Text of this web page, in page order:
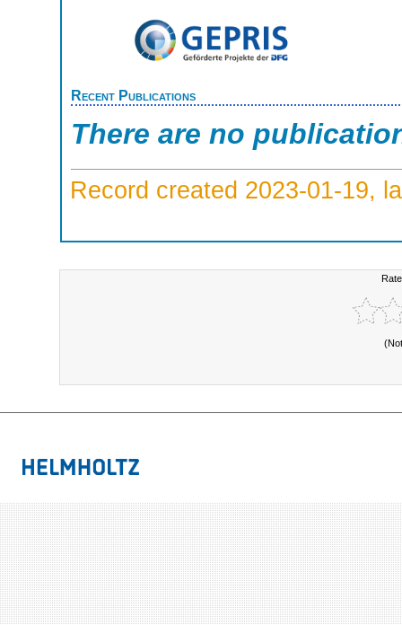
Recent Publications
There are no
Record created 2023-01-19,